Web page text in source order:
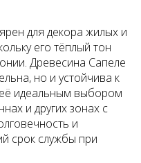
для декора жилых и
его тёплый тон
Древесина Сапеле
но и устойчива к
её идеальным выбором
и других зонах с
и
срок службы при